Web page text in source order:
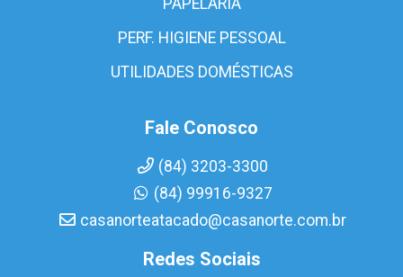
PAPELARIA
PERF. HIGIENE PESSOAL
UTILIDADES DOMÉSTICAS
Fale Conosco
(84) 3203-3300
(84) 99916-9327
casanorteatacado@casanorte.com.br
Redes Sociais